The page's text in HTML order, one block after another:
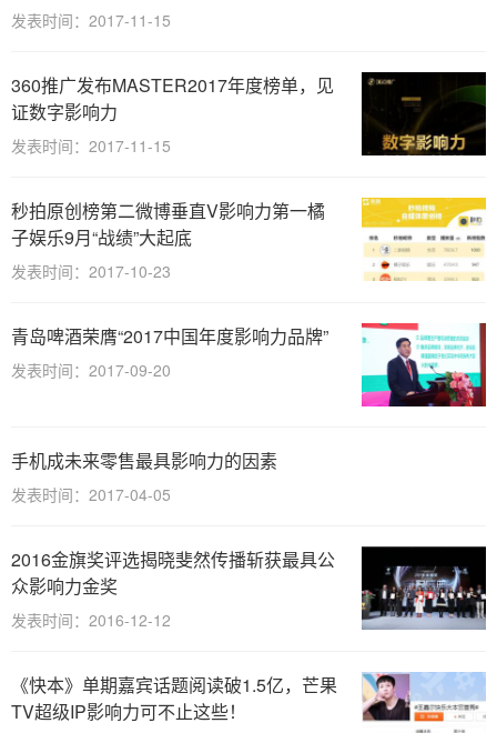
发表时间：2017-11-15
360推广发布MASTER2017年度榜单，见
证数字影响力
发表时间：2017-11-15
秒拍原创榜第二微博垂直V影响力第一橘
子娱乐9月“战绩”大起底
发表时间：2017-10-23
青岛啤酒荣膺“2017中国年度影响力品牌”
发表时间：2017-09-20
手机成未来零售最具影响力的因素
发表时间：2017-04-05
2016金旗奖评选揭晓斐然传播斩获最具公
众影响力金奖
发表时间：2016-12-12
《快本》单期嘉宾话题阅读破1.5亿，芒果
TV超级IP影响力可不止这些！